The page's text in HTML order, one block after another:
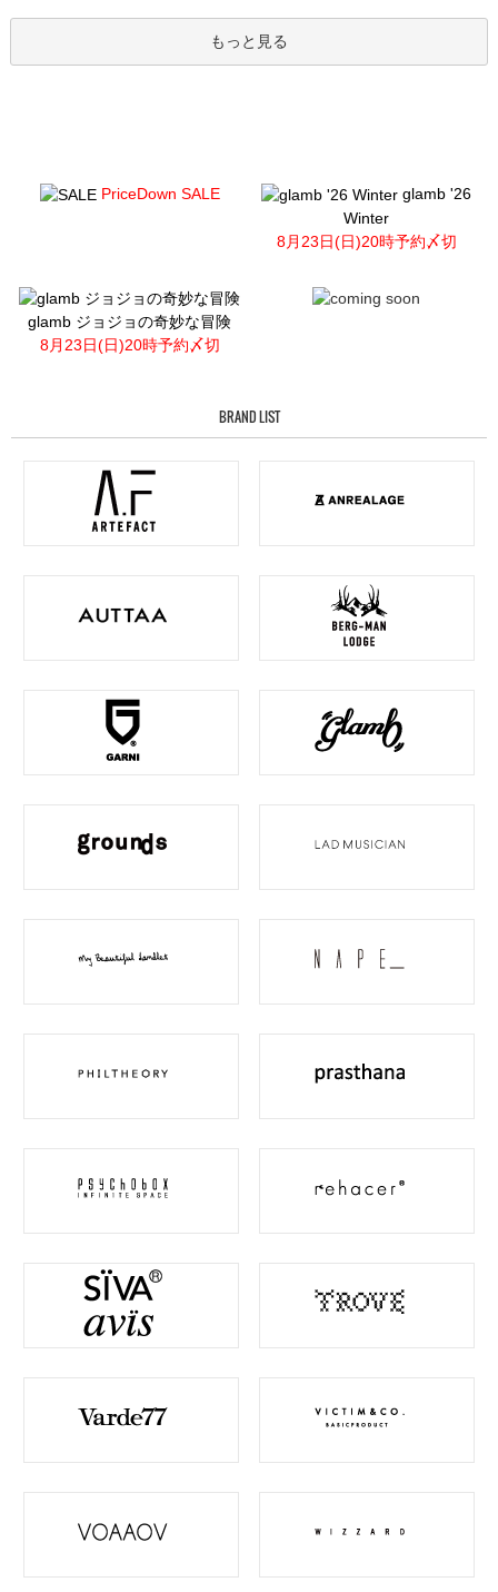
もっと見る
PriceDown SALE
glamb '26
Winter
8月23日(日)20時予約〆切
glamb ジョジョの奇妙な冒険
8月23日(日)20時予約〆切
BRAND LIST